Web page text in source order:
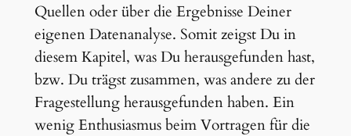
Quellen oder über die Ergebnisse Deiner
eigenen Datenanalyse. Somit zeigst Du in
diesem Kapitel, was Du herausgefunden hast,
bzw. Du trägst zusammen, was andere zu der
Fragestellung herausgefunden haben. Ein
wenig Enthusiasmus beim Vortragen für die